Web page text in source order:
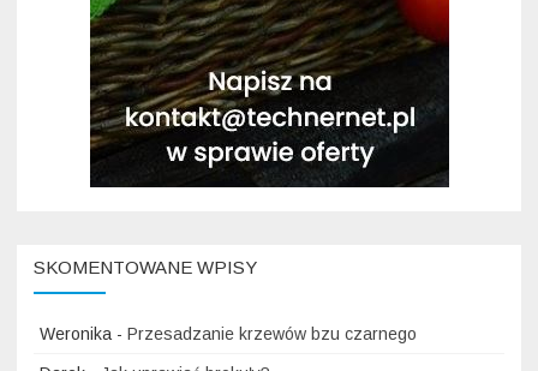
SKOMENTOWANE WPISY
Weronika - Przesadzanie krzewów bzu czarnego